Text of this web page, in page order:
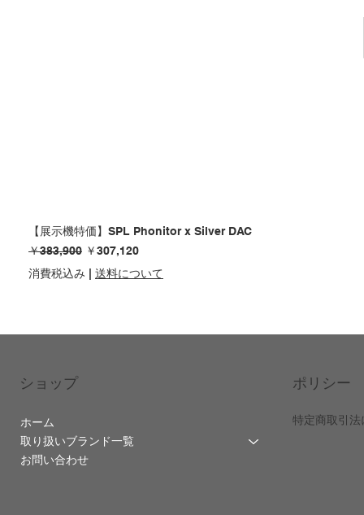
【展示機特価】SPL Phonitor x Silver DAC
通常価格
￥383,900 セール価格
￥307,120
消費税込み
送料について
特定商取引
ポリシー
ホーム
取り扱いブランド一覧
お問い合わせ
ショップ